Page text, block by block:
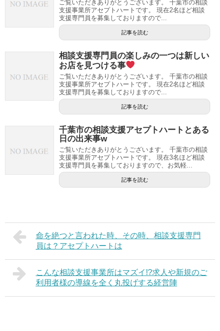
ご覧いただきありがとうございます。 千葉市の相談
支援事業所アセプトハートです。 現在2名ほど相談
支援専門員を募集しておりますので...
記事を読む
相談支援専門員の楽しみの一つは新しい
お店を見つける事
ご覧いただきありがとうございます。 千葉市の相談
支援事業所アセプトハートです。 現在2名ほど相談
支援専門員を募集しておりますので...
記事を読む
千葉市の相談支援アセプトハートとある
日の出来事w
ご覧いただきありがとうございます。 千葉市の相談
支援事業所アセプトハートです。 現在3名ほど相談
支援専門員を募集しておりますので、お気軽...
記事を読む
命を絶つと言われた時、その時、相談支援専門
員は？アセプトハートは
こんな相談支援事業所はマズイ!?求人や新規のご
利用者様の導線を全く丸投げする経営陣